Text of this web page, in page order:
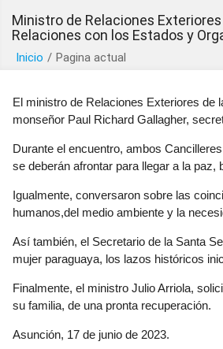
Ministro de Relaciones
Relaciones con los Estados y
Inicio / Pagina actual
El ministro de Relaciones Exteriores de
monseñor Paul Richard Gallagher,
Durante el encuentro, ambos
se deberán afrontar para llegar a la
Igualmente, conversaron sobre las
humanos,del medio ambiente y la
Así también, el Secretario de la Santa
mujer paraguaya, los lazos históricos
Finalmente, el ministro Julio Arriola,
su familia, de una pronta recuperación.
Asunción, 17 de junio de 2023.